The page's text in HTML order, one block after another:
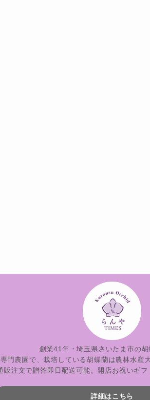
創業41年・埼玉県さいたま市の胡
門農園で、栽培している胡蝶蘭は農林水産
販注文で贈答即日配送可能。開店お祝いギ
詳細はこちら